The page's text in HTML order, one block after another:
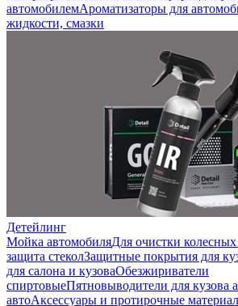
автомобилемАроматизаторы для
жидкости, смазки
Детейлинг
Мойка автомобиляДля очистки колесных
защита стеколЗащитные покрытия для
для салона и кузоваОбезжириватели
спиртовыеПятновыводители для кузова
автоАксессуары и протирочные